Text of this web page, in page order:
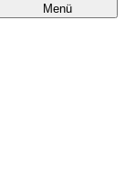
Menü